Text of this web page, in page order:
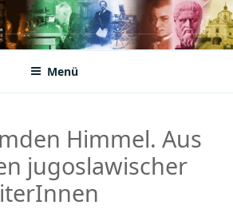
Scientific Societies
Menü
Himmel. Aus
jugoslawischer